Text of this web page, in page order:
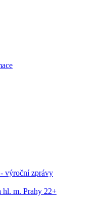
výroční zprávy
m. Prahy 22+